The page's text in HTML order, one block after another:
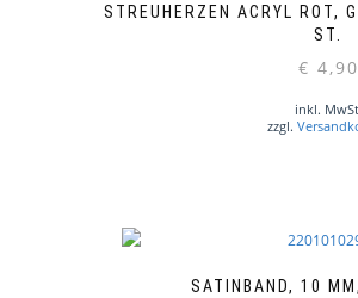
STREUHERZEN ACRYL ROT,
T.
€ 4,90
inkl.
zzgl.
SATINBAND, 10